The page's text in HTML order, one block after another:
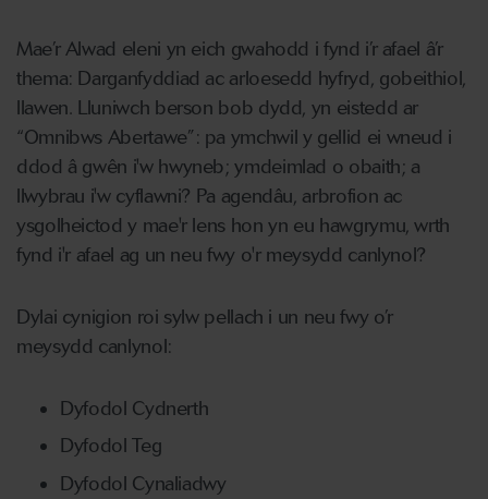
Mae’r Alwad eleni yn eich gwahodd i fynd i’r afael â’r
thema: Darganfyddiad ac arloesedd hyfryd, gobeithiol,
llawen. Lluniwch berson bob dydd, yn eistedd ar
“Omnibws Abertawe”: pa ymchwil y gellid ei wneud i
ddod â gwên i'w hwyneb; ymdeimlad o obaith; a
llwybrau i'w cyflawni? Pa agendâu, arbrofion ac
ysgolheictod y mae'r lens hon yn eu hawgrymu, wrth
fynd i'r afael ag un neu fwy o'r meysydd canlynol?
Dylai cynigion roi sylw pellach i un neu fwy o’r
meysydd canlynol:
Dyfodol Cydnerth
Dyfodol Teg
Dyfodol Cynaliadwy